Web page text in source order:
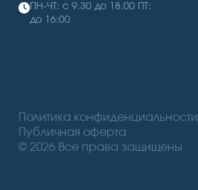
ПН-ЧТ: с 9.30 до 18.00 ПТ:
до 16:00
Политика конфиденциальности
Публичная оферта
© 2026 Все права защищены